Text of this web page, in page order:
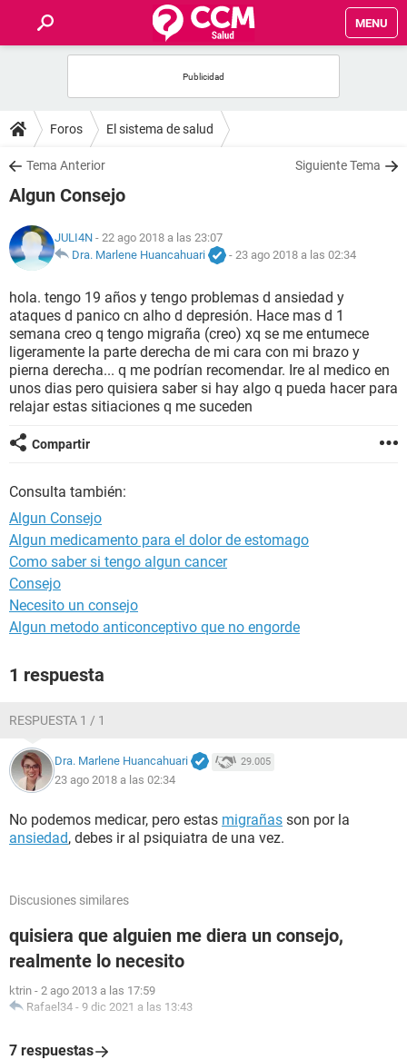
MENU
FOROS
SALUD
FAMILIA
NUTRICIÓN
BIENESTAR
SEXUALIDAD
GLOSARIO
Foros El sistema de salud
Tema Anterior Siguiente Tema
Algun Consejo
JULI4N - 22 ago 2018 a las 23:07
Dra. Marlene Huancahuari
- 23 ago 2018 a las 02:34
hola. tengo 19 años y tengo problemas d ansiedad y
ataques d panico cn alho d depresión. Hace mas d 1
semana creo q tengo migraña (creo) xq se me entumece
ligeramente la parte derecha de mi cara con mi brazo y
pierna derecha... q me podrían recomendar. Ire al medico en
unos dias pero quisiera saber si hay algo q pueda hacer para
relajar estas sitiaciones q me suceden
Compartir
Consulta también:
Algun Consejo
Algun medicamento para el dolor de estomago
Como saber si tengo algun cancer
Consejo
Necesito un consejo
Algun metodo anticonceptivo que no engorde
1 respuesta
RESPUESTA 1 / 1
Dra. Marlene Huancahuari 29.005
23 ago 2018 a las 02:34
No podemos medicar, pero estas migrañas son por la
ansiedad, debes ir al psiquiatra de una vez.
Discusiones similares
quisiera que alguien me diera un consejo,
realmente lo necesito
ktrin - 2 ago 2013 a las 17:59
Rafael34 - 9 dic 2021 a las 13:43
7 respuestas